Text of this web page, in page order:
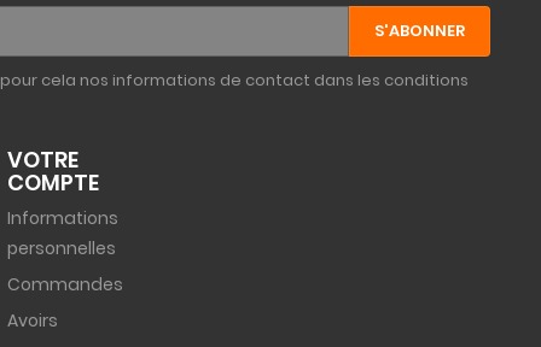
cela nos informations de contact dans les conditions
VOTRE
COMPTE
Informations
personnelles
Commandes
Avoirs